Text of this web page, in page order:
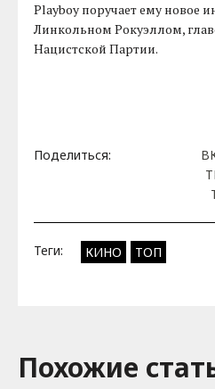
Playboy поручает ему новое
Линкольном Рокуэллом,
Нацистской Партии.
Поделиться:
Теги: КИНО ТОП
Похожие